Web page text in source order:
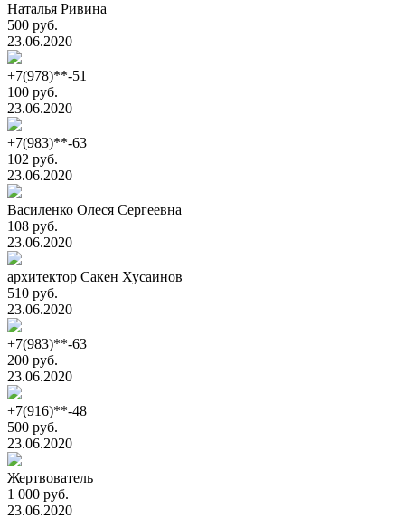
Наталья Ривина
500 руб.
23.06.2020
+7(978)**-51
100 руб.
23.06.2020
+7(983)**-63
102 руб.
23.06.2020
Василенко Олеся Сергеевна
108 руб.
23.06.2020
архитектор Сакен Хусаинов
510 руб.
23.06.2020
+7(983)**-63
200 руб.
23.06.2020
+7(916)**-48
500 руб.
23.06.2020
Жертвователь
1 000 руб.
23.06.2020